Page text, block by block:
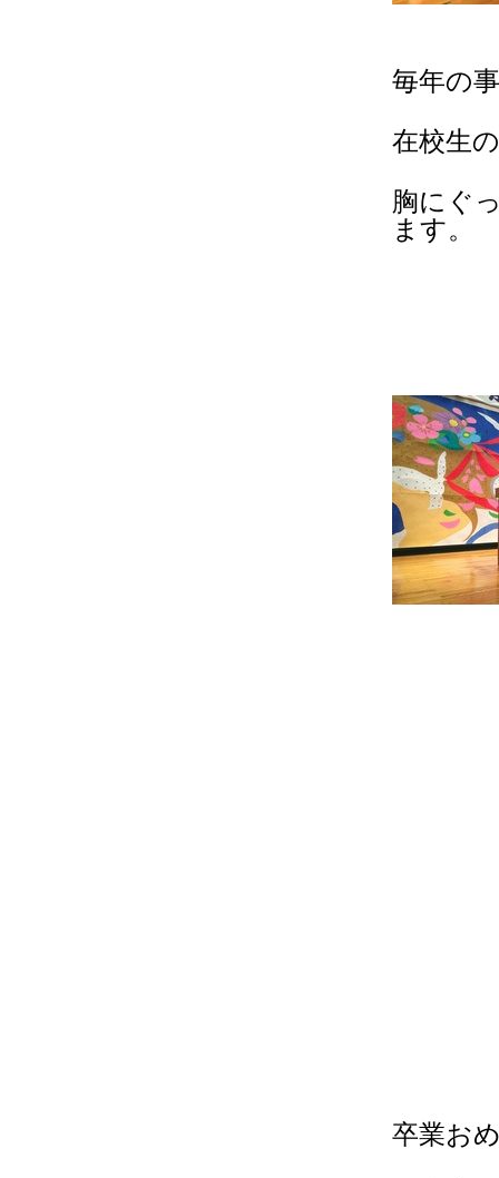
毎年の
在校生
胸にぐ
ます。
卒業お